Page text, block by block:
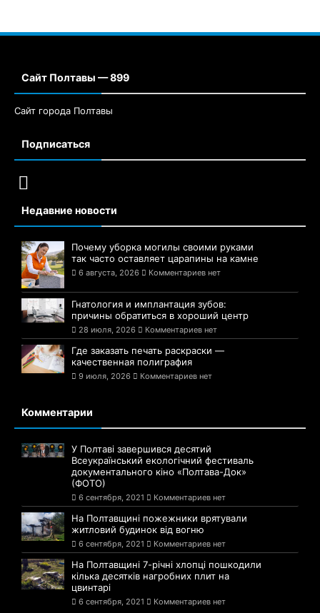
Сайт Полтавы — 899
Сайт города Полтавы
Подписаться
Недавние новости
Почему уборка могилы своими руками
так часто оставляет царапины на камне
6 августа, 2026 Комментариев нет
Гнатология и имплантация зубов:
причины обратиться в хороший центр
28 июля, 2026 Комментариев нет
Где заказать печать раскраски —
качественная полиграфия
9 июля, 2026 Комментариев нет
Комментарии
У Полтаві завершився десятий
Всеукраїнський екологічний фестиваль
документального кіно «Полтава-Док»
(ФОТО)
6 сентября, 2021 Комментариев нет
На Полтавщині пожежники врятували
житловий будинок від вогню
6 сентября, 2021 Комментариев нет
На Полтавщині 7-річні хлопці пошкодили
кілька десятків нагробних плит на
цвинтарі
6 сентября, 2021 Комментариев нет